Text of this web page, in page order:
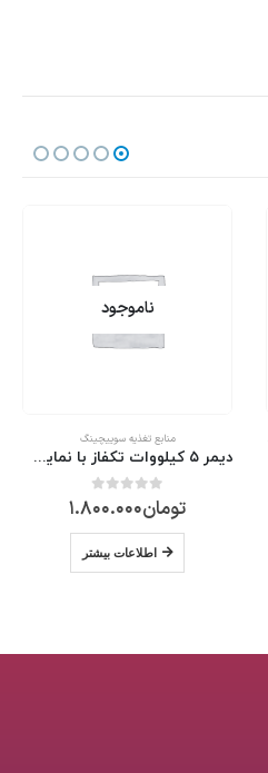
منابع تغذیه سوییچینگ
مبدل سوئیچینگ 28 ولت 3 آمپر
0از 5
تومان650.000
افزودن به سبد خرید